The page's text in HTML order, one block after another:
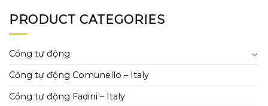
PRODUCT CATEGORIES
Cổng tự động
Cổng tự động Comunello – Italy
Cổng tự động Fadini – Italy